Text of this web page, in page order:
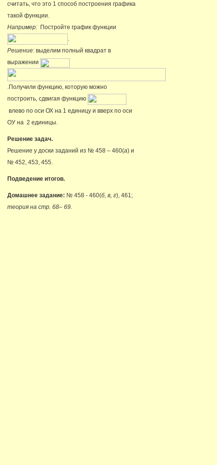
считать, что это 1 способ построения графика
такой функции.
Например: Постройте график функции
.
Решение: выделим полный квадрат в
выражении
.Получили функцию, которую можно
построить, сдвигая функцию
влево по оси ОХ на 1 единицу и вверх по оси
ОУ на 2 единицы.
Решение задач.
Решение у доски заданий из № 458 – 460(а) и
№ 452, 453, 455.
Подведение итогов.
Домашнее задание: № 458 - 460(б, в, г), 461;
теория на стр. 68– 69.